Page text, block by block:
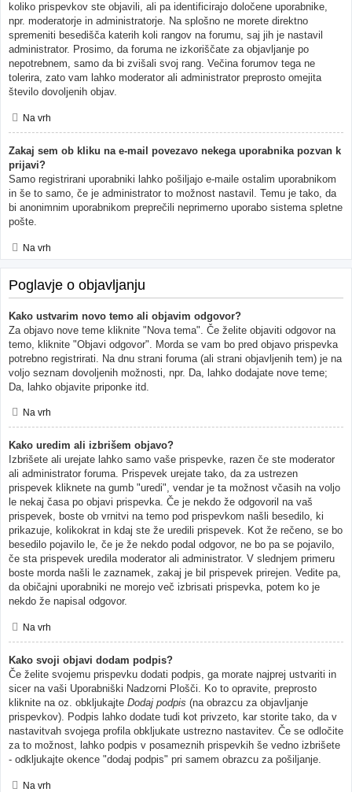
koliko prispevkov ste objavili, ali pa identificirajo določene uporabnike,
npr. moderatorje in administratorje. Na splošno ne morete direktno
spremeniti besedišča katerih koli rangov na forumu, saj jih je nastavil
administrator. Prosimo, da foruma ne izkoriščate za objavljanje po
nepotrebnem, samo da bi zvišali svoj rang. Večina forumov tega ne
tolerira, zato vam lahko moderator ali administrator preprosto omejita
število dovoljenih objav.
Na vrh
Zakaj sem ob kliku na e-mail povezavo nekega uporabnika pozvan k
prijavi?
Samo registrirani uporabniki lahko pošiljajo e-maile ostalim uporabnikom
in še to samo, če je administrator to možnost nastavil. Temu je tako, da
bi anonimnim uporabnikom preprečili neprimerno uporabo sistema spletne
pošte.
Na vrh
Poglavje o objavljanju
Kako ustvarim novo temo ali objavim odgovor?
Za objavo nove teme kliknite "Nova tema". Če želite objaviti odgovor na
temo, kliknite "Objavi odgovor". Morda se vam bo pred objavo prispevka
potrebno registrirati. Na dnu strani foruma (ali strani objavljenih tem) je na
voljo seznam dovoljenih možnosti, npr. Da, lahko dodajate nove teme;
Da, lahko objavite priponke itd.
Na vrh
Kako uredim ali izbrišem objavo?
Izbrišete ali urejate lahko samo vaše prispevke, razen če ste moderator
ali administrator foruma. Prispevek urejate tako, da za ustrezen
prispevek kliknete na gumb "uredi", vendar je ta možnost včasih na voljo
le nekaj časa po objavi prispevka. Če je nekdo že odgovoril na vaš
prispevek, boste ob vrnitvi na temo pod prispevkom našli besedilo, ki
prikazuje, kolikokrat in kdaj ste že uredili prispevek. Kot že rečeno, se bo
besedilo pojavilo le, če je že nekdo podal odgovor, ne bo pa se pojavilo,
če sta prispevek uredila moderator ali administrator. V slednjem primeru
boste morda našli le zaznamek, zakaj je bil prispevek prirejen. Vedite pa,
da običajni uporabniki ne morejo več izbrisati prispevka, potem ko je
nekdo že napisal odgovor.
Na vrh
Kako svoji objavi dodam podpis?
Če želite svojemu prispevku dodati podpis, ga morate najprej ustvariti in
sicer na vaši Uporabniški Nadzorni Plošči. Ko to opravite, preprosto
kliknite na oz. obkljukajte Dodaj podpis (na obrazcu za objavljanje
prispevkov). Podpis lahko dodate tudi kot privzeto, kar storite tako, da v
nastavitvah svojega profila obkljukate ustrezno nastavitev. Če se odločite
za to možnost, lahko podpis v posameznih prispevkih še vedno izbrišete
- odkljukajte okence "dodaj podpis" pri samem obrazcu za pošiljanje.
Na vrh